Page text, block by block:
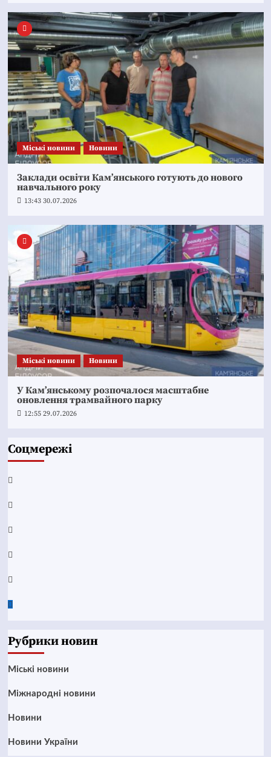
Mіські новини Новини
Заклади освіти Кам’янського готують до нового
навчального року
13:43 30.07.2026
Mіські новини Новини
У Кам’янському розпочалося масштабне
оновлення трамвайного парку
12:55 29.07.2026
Соцмережі
Facebook
YouTube
Telegram
Instagram
Twitter
Google
Рубрики новин
Mіські новини
Міжнародні новини
Новини
Новини України